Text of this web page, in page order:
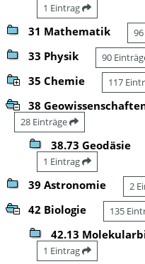
1 Eintrag
31 Mathematik
33 Physik 90
35 Chemie 117
38
28 Einträge
38.73 Geodäsie
1 Eintrag
39 Astronomie 2
42 Biologie 135
42.13
1 Eintrag